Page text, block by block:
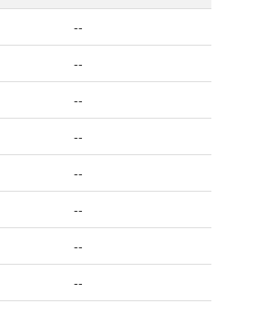
--
--
--
--
--
--
--
--